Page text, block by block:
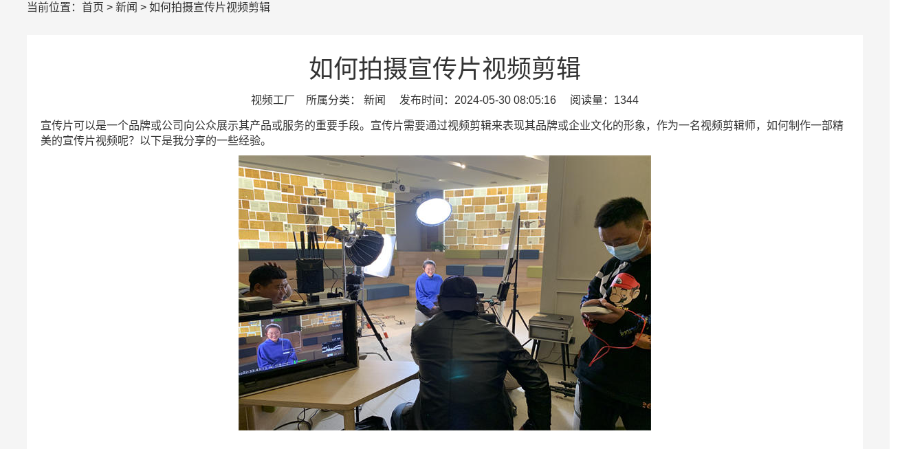
当前位置： 首页 > 新闻 > 如何拍摄宣传片视频剪辑
如何拍摄宣传片视频剪辑
视频工厂 所属分类： 新闻 发布时间：2024-05-30 08:05:16 阅读量：1344
宣传片可以是一个品牌或公司向公众展示其产品或服务的重要手段。宣传片需要通过视频剪辑来表现其品牌或企业文化的形象，作为一名视频剪辑师，如何制作一部精
美的宣传片视频呢？以下是我分享的一些经验。